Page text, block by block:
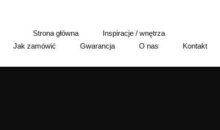
Strona główna
Inspiracje / wnętrza
Jak zamówić
Gwarancja O nas Kontakt